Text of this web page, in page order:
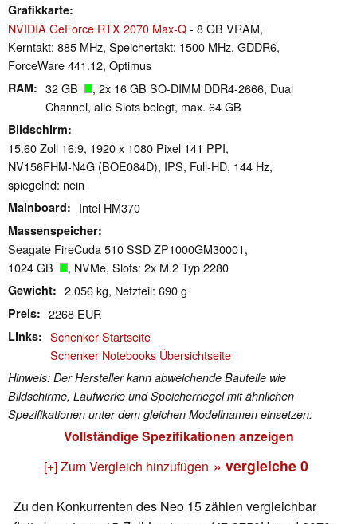
Grafikkarte
NVIDIA GeForce RTX 2070 Max-Q- 8 GB VRAM,
Kerntakt: 885 MHz, Speichertakt: 1500 MHz, GDDR6,
ForceWare 441.12, Optimus
RAM 32 GB
, 2x 16 GB SO-DIMM DDR4-2666, Dual
Channel, alle Slots belegt, max. 64 GB
Bildschirm
15.60 Zoll 16:9, 1920 x 1080 Pixel 141 PPI,
NV156FHM-N4G (BOE084D), IPS, Full-HD, 144 Hz,
spiegelnd: nein
Mainboard Intel HM370
Massenspeicher
Seagate FireCuda 510 SSD ZP1000GM30001,
1024 GB
, NVMe, Slots: 2x M.2 Typ 2280
Gewicht 2.056 kg, Netzteil: 690 g
Preis 2268 EUR
Links
Schenker Startseite
Schenker Notebooks Übersichtseite
Hinweis: Der Hersteller kann abweichende Bauteile wie
Bildschirme, Laufwerke und Speicherriegel mit ähnlichen
Spezifikationen unter dem gleichen Modellnamen einsetzen.
Vollständige Spezifikationen anzeigen
[+] Zum Vergleich hinzufügen » vergleiche 0
Zu den Konkurrenten des Neo 15 zählen vergleichbar